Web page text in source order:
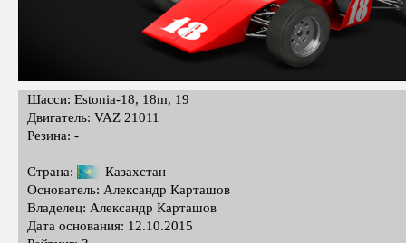
Шасси: Estonia-18, 18m, 19
Двигатель: VAZ 21011
Резина: -
Страна:
Казахстан
Основатель: Александр Карташов
Владелец: Александр Карташов
Дата основания: 12.10.2015